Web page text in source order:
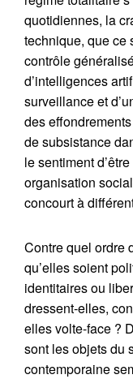
quotidiennes, la
technique, que ce
contrôle
d’intelligences
surveillance et
des
de subsistance
le sentiment
organisation
concourt à
Contre quel ordre
qu’elles soient
identitaires ou
dressent-elles,
elles volte-face ?
sont les objets du
contemporaine